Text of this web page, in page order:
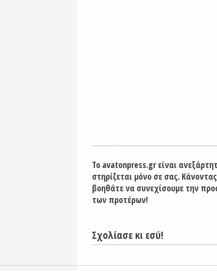
Το avatonpress.gr είναι
στηρίζεται μόνο σε σας.
βοηθάτε να συνεχίσουμε την
των προτέρων!
Σχολίασε κι εσύ!